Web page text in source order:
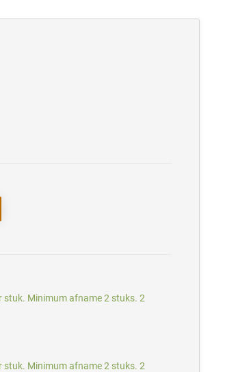
stuk. Minimum afname 2 stuks. 2
stuk. Minimum afname 2 stuks. 2